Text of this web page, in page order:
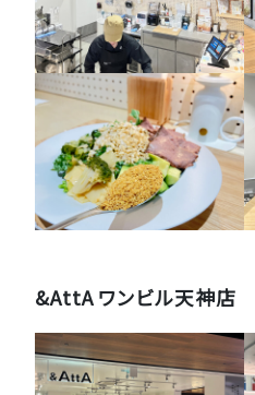
&AttA ワンビル天神店